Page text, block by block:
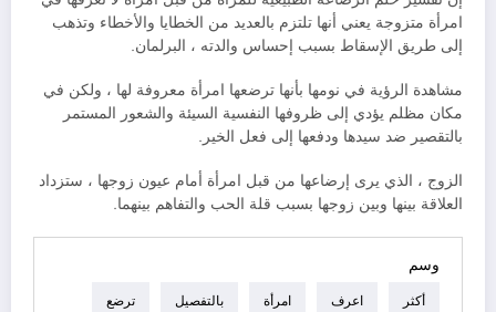
امرأة متزوجة يعني أنها تلتزم بالعديد من الخطايا والأخطاء وتذهب
إلى طريق الإسقاط بسبب إحساس والدته ، البرلمان.
مشاهدة الرؤية في نومها بأنها ترضعها امرأة معروفة لها ، ولكن في
مكان مظلم يؤدي إلى ظروفها النفسية السيئة والشعور المستمر
بالتقصير ضد سيدها ودفعها إلى فعل الخير.
الزوج ، الذي يرى إرضاعها من قبل امرأة أمام عيون زوجها ، ستزداد
العلاقة بينها وبين زوجها بسبب قلة الحب والتفاهم بينهما.
وسم
أكثر اعرف امرأة بالتفصيل ترضع